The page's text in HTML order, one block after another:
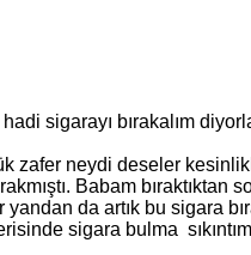
sigarayı bırakalım
zafer neydi deseler
Babam bıraktıktan
da artık bu sigara
sigara bulma